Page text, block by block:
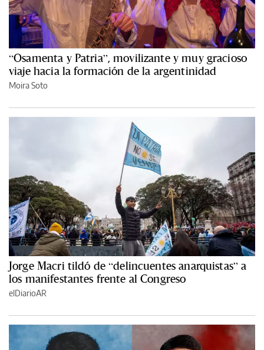
“Osamenta y Patria”, movilizante y muy gracioso
viaje hacia la formación de la argentinidad
Moira Soto
Jorge Macri tildó de “delincuentes anarquistas” a
los manifestantes frente al Congreso
elDiarioAR